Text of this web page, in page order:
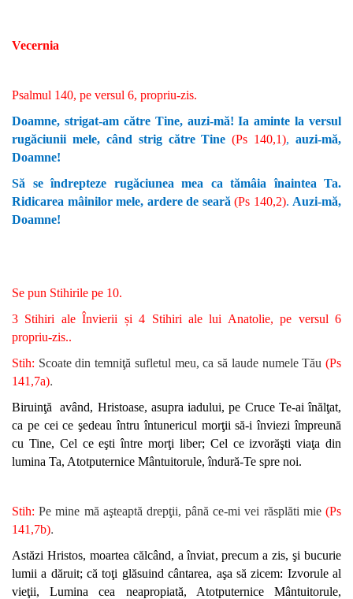
Vecernia
Psalmul 140, pe versul 6, propriu-zis.
Doamne, strigat-am către Tine, auzi-mă! Ia aminte la versul
rugăciunii mele, când strig către Tine (Ps 140,1), auzi-mă,
Doamne!
Să se îndrepteze rugăciunea mea ca tămâia înaintea Ta.
Ridicarea mâinilor mele, ardere de seară (Ps 140,2). Auzi-mă,
Doamne!
Se pun Stihirile pe 10.
3 Stihiri ale Învierii și 4 Stihiri ale lui Anatolie, pe versul 6
propriu-zis..
Stih: Scoate din temniţă sufletul meu, ca să laude numele Tău (Ps
141,7a).
Biruinţă având, Hristoase, asupra iadului, pe Cruce Te-ai înălţat,
ca pe cei ce şedeau întru întunericul morţii să-i înviezi împreună
cu Tine, Cel ce eşti între morţi liber; Cel ce izvorăşti viaţa din
lumina Ta, Atotputernice Mântuitorule, îndură-Te spre noi.
Stih: Pe mine mă aşteaptă drepţii, până ce-mi vei răsplăti mie (Ps
141,7b).
Astăzi Hristos, moartea călcând, a înviat, precum a zis, şi bucurie
lumii a dăruit; că toţi glăsuind cântarea, aşa să zicem: Izvorule al
vieţii, Lumina cea neapropiată, Atotputernice Mântuitorule,